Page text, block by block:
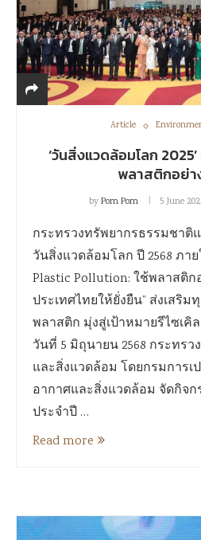
Article
‘วันสิ่งแวดล้อมโลก
พลาสติกอย่า
byPom Pom 5 June
กระทรวงทรัพยากรธรรมชาติ
วันสิ่งแวดล้อมโลก ปี 2568 ภา
Plastic Pollution: ใช้พลาสติก
ประเทศไทยให้ยั่งยืน” ส่งเสริ
พลาสติก มุ่งสู่เป้าหมายรีไซเคิล
วันที่ 5 มิถุนายน 2568 กระทร
และสิ่งแวดล้อม โดยกรมการ
อากาศและสิ่งแวดล้อม จัดกิจ
ประจำปี …
Read more